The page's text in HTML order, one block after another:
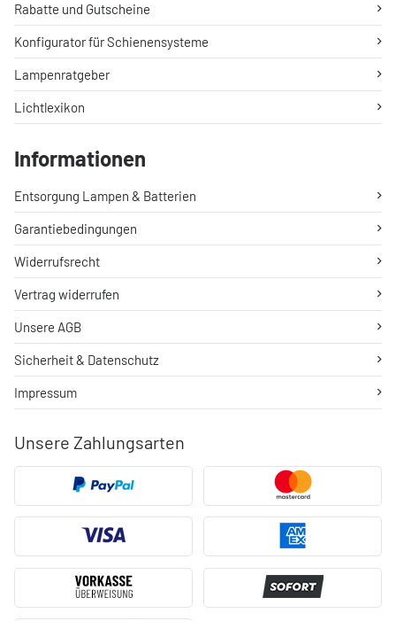
Unsere Zahlungsarten
Rabatte und Gutscheine
Konfigurator für Schienensysteme
Lampenratgeber
Lichtlexikon
Informationen
Entsorgung Lampen & Batterien
Garantiebedingungen
Widerrufsrecht
Vertrag widerrufen
Unsere AGB
Sicherheit & Datenschutz
Impressum